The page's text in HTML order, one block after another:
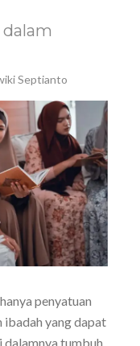
Septianto
penyatuan
ibadah yang dapat
dalamnya tumbuh